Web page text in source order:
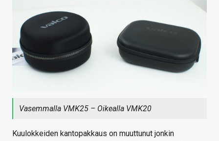
Vasemmalla VMK25 – Oikealla VMK20
Kuulokkeiden kantopakkaus on muuttunut jonkin